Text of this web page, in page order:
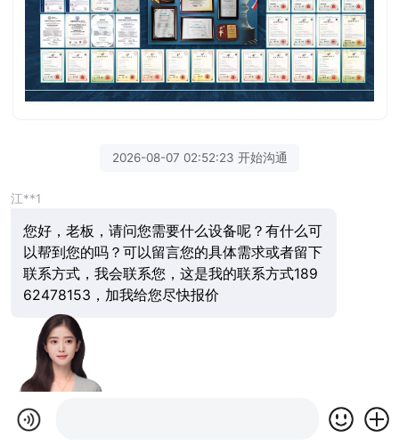
2026-08-07 02:52:23 开始沟通
江**1
您好，老板，请问您需要什么设备呢？有什么可
以帮到您的吗？可以留言您的具体需求或者留下
联系方式，我会联系您，这是我的联系方式189
62478153，加我给您尽快报价